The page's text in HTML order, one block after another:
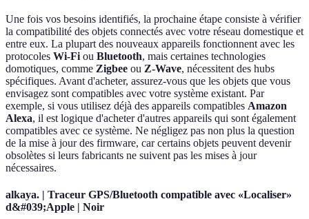
Une fois vos besoins identifiés, la prochaine étape consiste à vérifier
la compatibilité des objets connectés avec votre réseau domestique et
entre eux. La plupart des nouveaux appareils fonctionnent avec les
protocoles Wi-Fi ou Bluetooth, mais certaines technologies
domotiques, comme Zigbee ou Z-Wave, nécessitent des hubs
spécifiques. Avant d'acheter, assurez-vous que les objets que vous
envisagez sont compatibles avec votre système existant. Par
exemple, si vous utilisez déjà des appareils compatibles Amazon
Alexa, il est logique d'acheter d'autres appareils qui sont également
compatibles avec ce système. Ne négligez pas non plus la question
de la mise à jour des firmware, car certains objets peuvent devenir
obsolètes si leurs fabricants ne suivent pas les mises à jour
nécessaires.
alkaya. | Traceur GPS/Bluetooth compatible avec «Localiser»
d&#039;Apple | Noir